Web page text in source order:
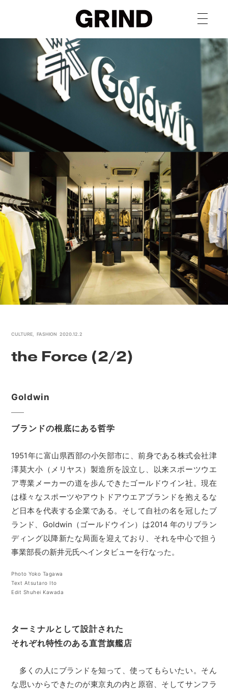
CULTURE ,FASHION 2020.12.2
the Force (2/2)
Goldwin
ブランドの根底にある哲学
1951年に富山県西部の小矢部市に、前身である株式会社津
澤莫大小（メリヤス）製造所を設立し、以来スポーツウエ
ア専業メーカーの道を歩んできたゴールドウイン社。現在
は様々なスポーツやアウトドアウエアブランドを抱えるな
ど日本を代表する企業である。そして自社の名を冠したブ
ランド、Goldwin（ゴールドウイン）は2014 年のリブラン
ディング以降新たな局面を迎えており、それを中心で担う
事業部長の新井元氏へインタビューを行なった。
Photo Yoko Tagawa
Text Atsutaro Ito
Edit Shuhei Kawada
ターミナルとして設計された
それぞれ特性のある直営旗艦店
多くの人にブランドを知って、使ってもらいたい。そん
な思いからできたのが東京丸の内と原宿、そしてサンフラ